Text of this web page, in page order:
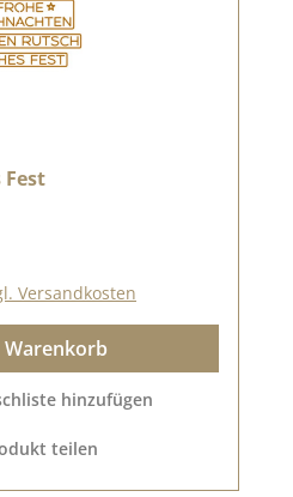
Fest
Versandkosten
Warenkorb
hinzufügen
teilen